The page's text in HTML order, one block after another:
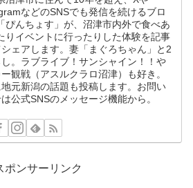
などのSNSでも発信を続けるブロ
ぴんちょす」が、沼津市内外で食べあ
りイベントに行ったりした体験を記事
ェアします。妻「まぐろちゃん」と2
し。ラブライブ！サンシャイン！！や
観戦（アスルクラロ沼津）も好き。
元新潟の話題も投稿します。お問い
公式SNSのメッセージ機能から。
ポンサーリンク